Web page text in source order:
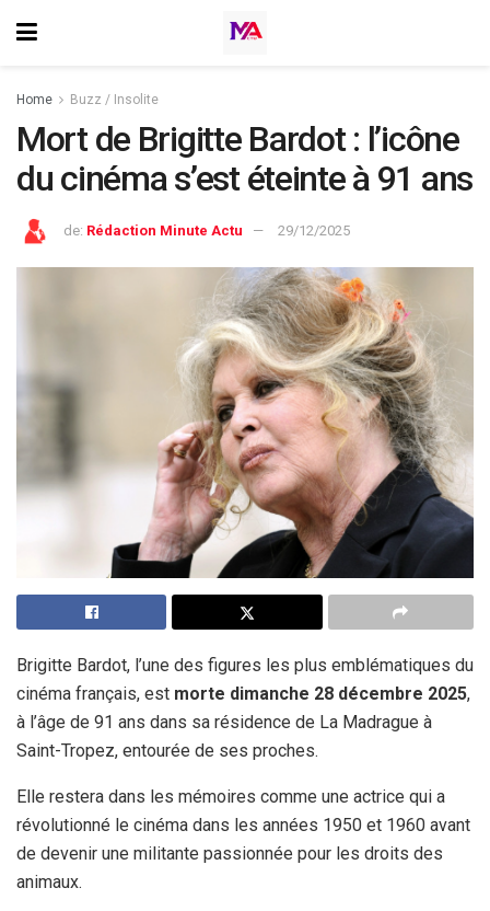
Home Buzz / Insolite
Mort de Brigitte Bardot : l’icône
du cinéma s’est éteinte à 91 ans
de: Rédaction Minute Actu 29/12/2025
Brigitte Bardot, l’une des figures les plus emblématiques du
cinéma français, est morte dimanche 28 décembre 2025,
à l’âge de 91 ans dans sa résidence de La Madrague à
Saint-Tropez, entourée de ses proches.
Elle restera dans les mémoires comme une actrice qui a
révolutionné le cinéma dans les années 1950 et 1960 avant
de devenir une militante passionnée pour les droits des
animaux.